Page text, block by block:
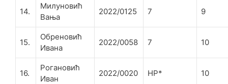
14.
Милуновић
Вања
2022/0125 7 9
15.
Обреновић
Ивана
2022/0058 7 10
16.
Рогановић
Иван
2022/0020 НР* 10